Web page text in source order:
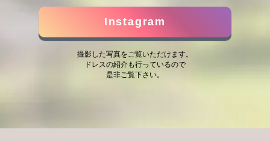
Instagram
撮影した写真をご覧いただけます。
ドレスの紹介も行っているので
是非ご覧下さい。